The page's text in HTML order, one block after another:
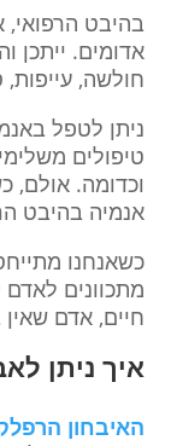
בהיבט
אדומים. ייתכן
חולשה,
ניתן לטפל
טיפולים
וכדומה. אולם,
אנמיה בהיבט
כשאנחנו
מתכוונים
חיים, אדם שאין
איך ניתן
האיבחון